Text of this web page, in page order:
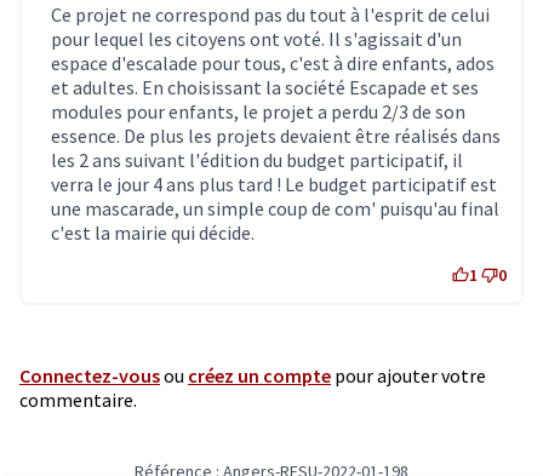
Ce projet ne correspond pas du tout à l'esprit de celui
pour lequel les citoyens ont voté. Il s'agissait d'un
espace d'escalade pour tous, c'est à dire enfants, ados
et adultes. En choisissant la société Escapade et ses
modules pour enfants, le projet a perdu 2/3 de son
essence. De plus les projets devaient être réalisés dans
les 2 ans suivant l'édition du budget participatif, il
verra le jour 4 ans plus tard ! Le budget participatif est
une mascarade, un simple coup de com' puisqu'au final
c'est la mairie qui décide.
1 0
Connectez-vousou créez un compte pour ajouter votre
commentaire.
Référence : Angers-RESU-2022-01-198